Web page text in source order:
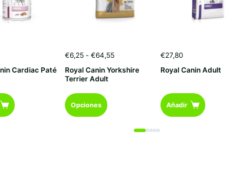
Cardiac Paté
€6,25 - €64,55Rango
precios:
Royal Canin Yorkshire
Terrier Adult
Opciones
Este
producto
€27,80
Royal Canin Adult
Añadir